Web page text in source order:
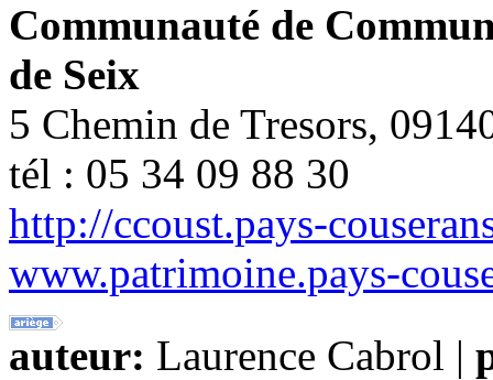
Communauté de
de Seix
5 Chemin de Tresors,
tél : 05 34 09 88 30
http://ccoust.pays-
www.patrimoine.pays-
auteur: Laurence Cabrol |